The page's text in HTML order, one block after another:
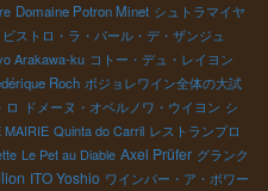
Domaine Potron Minet シュトラマイヤ
ビストロ・ラ・パール・デ・ザンジュ
Arakawa-ku コトー・デュ・レイヨン
Roch ボジョレワイン全体の大試
ロ ドメーヌ・オベルノワ・ウイヨン シ
MAIRIE Quinta do Carril レストランプロ
Le Pet au Diable Axel Prüfer グランク
ITO Yoshio ワインバー・ア・ボワー